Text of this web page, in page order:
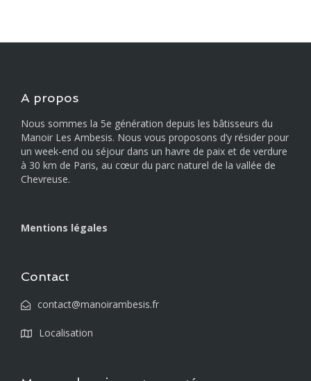
A propos
Nous sommes la 5e génération depuis les bâtisseurs du
Manoir Les Ambesis. Nous vous proposons d’y résider pour
un week-end ou séjour dans un havre de paix et de verdure
à 30 km de Paris, au cœur du parc naturel de la vallée de
Chevreuse.
Mentions légales
Contact
contact@manoirambesis.fr
Localisation